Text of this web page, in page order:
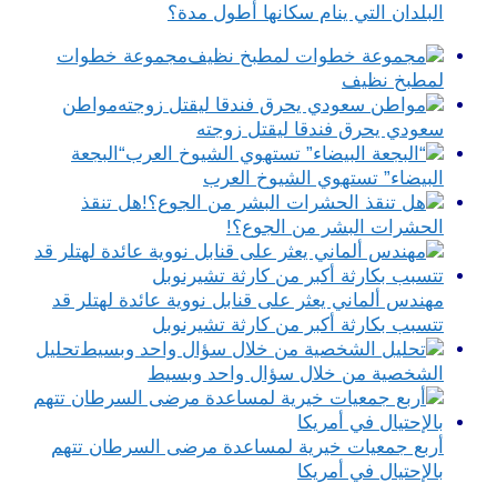
البلدان التي ينام سكانها أطول مدة؟
مجموعة خطوات
لمطبخ نظيف
مواطن
سعودي يحرق فندقا ليقتل زوجته
“البجعة
البيضاء” تستهوي الشيوخ العرب
هل تنقذ
الحشرات البشر من الجوع؟!
مهندس ألماني يعثر على قنابل نووية عائدة لهتلر قد
تتسبب بكارثة أكبر من كارثة تشيرنوبل
تحليل
الشخصية من خلال سؤال واحد وبسيط
أربع جمعيات خيرية لمساعدة مرضى السرطان تتهم
بالإحتيال في أمريكا